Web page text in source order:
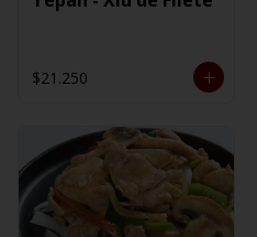
$21.250